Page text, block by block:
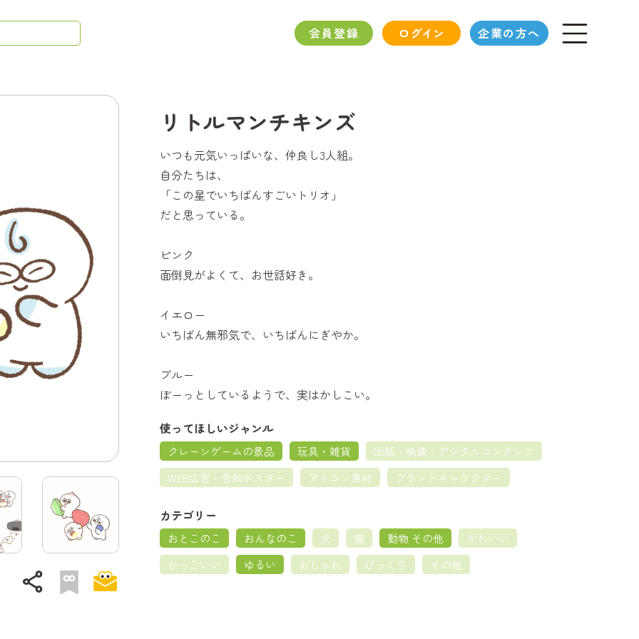
会員登録 ログイン 企業の方へ
share
リトルマンチキンズ
いつも元気いっぱいな、仲良し3人組。
自分たちは、
「この星でいちばんすごいトリオ」
だと思っている。
ピンク
面倒見がよくて、お世話好き。
イエロー
いちばん無邪気で、いちばんにぎやか。
ブルー
ぼーっとしているようで、実はかしこい。
使ってほしいジャンル
クレーンゲームの景品 玩具・雑貨
出版・映像・デジタルコンテンツ
WEB広告・告知ポスター
アイコン素材 ブランドキャラクター
カテゴリー
おとこのこ おんなのこ 犬 猫 動物 その他
かわいい
かっこいい
ゆるい おしゃれ びっくり その他